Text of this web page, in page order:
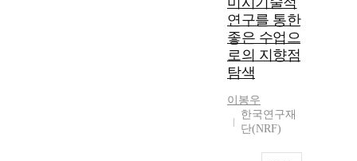
연구를 통한
좋은 수업으
로의 지향점
탐색
이봉우
한국연구재
단(NRF)